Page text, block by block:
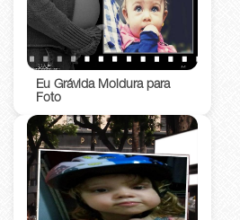
Eu Grávida Moldura para
Foto